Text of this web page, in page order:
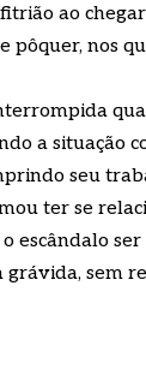
ao
pôquer, nos
a situação
seu
ter se
escândalo
sem